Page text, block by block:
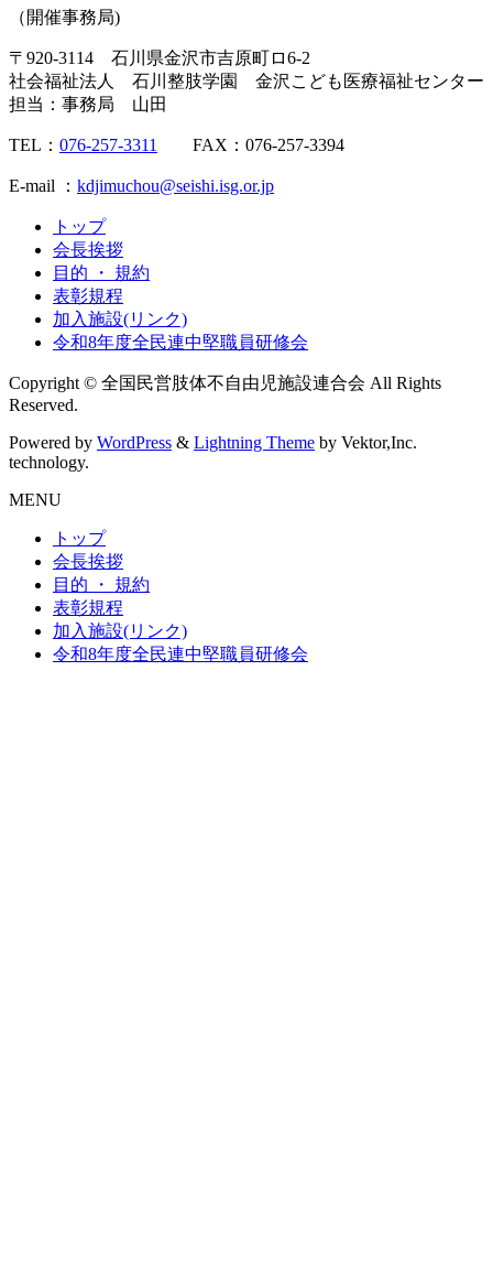
（開催事務局)
〒920-3114 石川県金沢市吉原町ロ6-2
社会福祉法人 石川整肢学園 金沢こども医療福祉センター
担当：事務局 山田
TEL： 076-257-3311 FAX：076-257-3394
E-mail ： kdjimuchou@seishi.isg.or.jp
トップ
会長挨拶
目的 ・ 規約
表彰規程
加入施設(リンク)
令和8年度全民連中堅職員研修会
Copyright © 全国民営肢体不自由児施設連合会 All Rights
Reserved.
Powered by WordPress & Lightning Theme by Vektor,Inc.
technology.
MENU
トップ
会長挨拶
目的 ・ 規約
表彰規程
加入施設(リンク)
令和8年度全民連中堅職員研修会